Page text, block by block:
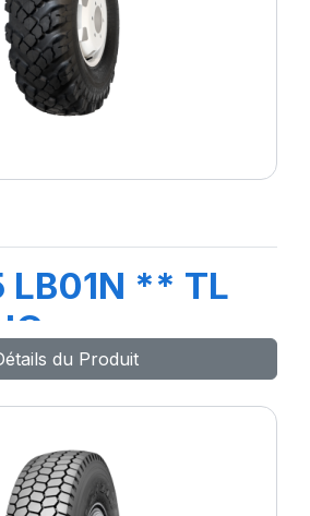
LB01N ** TL
du Produit